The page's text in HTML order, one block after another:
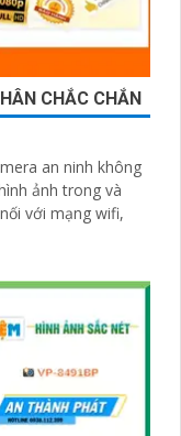
CHẮC CHẮN
an ninh không
ảnh trong và